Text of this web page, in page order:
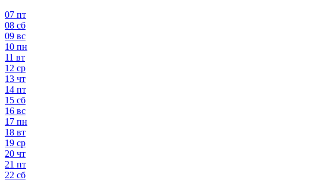
07 пт
08 сб
09 вс
10 пн
11 вт
12 ср
13 чт
14 пт
15 сб
16 вс
17 пн
18 вт
19 ср
20 чт
21 пт
22 сб